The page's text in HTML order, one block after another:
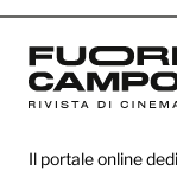
Il portale online